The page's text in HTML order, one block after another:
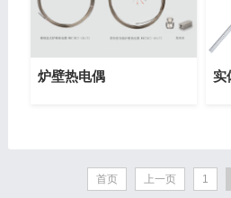
炉壁热电偶
首页 上一页 1